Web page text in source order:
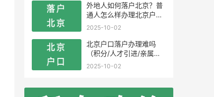
外地人如何落户北京？普
通人怎么样办理北京户
口？
2025-10-02
北京户口落户办理难吗
（积分/人才引进/亲属投
靠）
2025-10-02